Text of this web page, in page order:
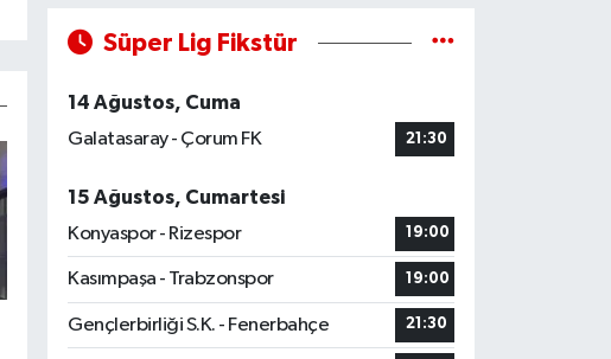
Süper Lig Fikstür
14 Ağustos, Cuma
Galatasaray - Çorum FK
21:30
15 Ağustos, Cumartesi
Konyaspor - Rizespor
19:00
Kasımpaşa - Trabzonspor 19:00
Gençlerbirliği S.K. - Fenerbahçe 21:30